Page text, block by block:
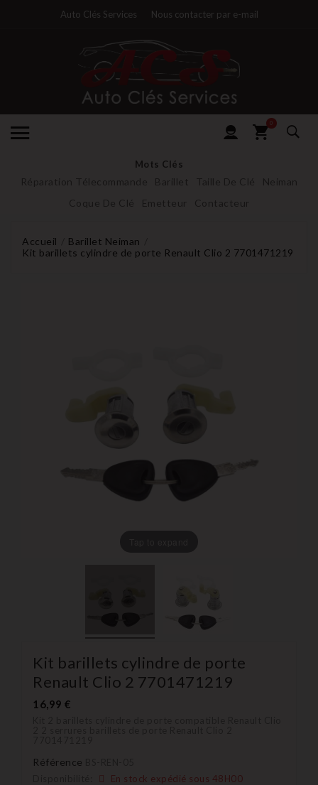
Auto Clés Services Nous contacter par e-mail
0
Mots Clés
Réparation Télecommande Barillet Taille De Clé
Neiman
Coque De Clé
Emetteur Contacteur
Accueil
Barillet Neiman
Kit barillets cylindre de porte Renault Clio 2 7701471219
Kit barillets cylindre de porte
Renault Clio 2 7701471219
16,99 €
Référence
En stock expédié sous 48H00